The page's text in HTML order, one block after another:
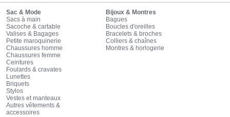
Sac & Mode
Sacs à main
Sacoche & cartable
Valises & Bagages
Petite maroquinerie
Chaussures homme
Chaussures femme
Ceintures
Foulards & cravates
Lunettes
Briquets
Stylos
Vestes et manteaux
Autres vêtements &
accessoires
Bijoux & Montres
Bagues
Boucles d'oreilles
Bracelets & broches
Colliers & chaînes
Montres & horlogerie